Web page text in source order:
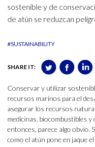
sostenible y de
de atún se reduzcan
#SUSTAINABILITY
SHARE IT:
Conservar y utilizar
recursos marinos para el
asegurar los recursos
medicinas, biocombustibles
entonces, parece algo obvio.
como el atún pone en jaque